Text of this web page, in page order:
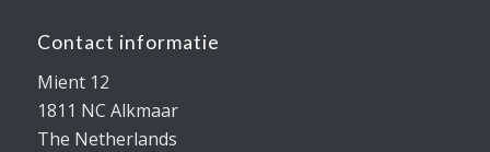
Contact informatie
Mient 12
1811 NC Alkmaar
The Netherlands